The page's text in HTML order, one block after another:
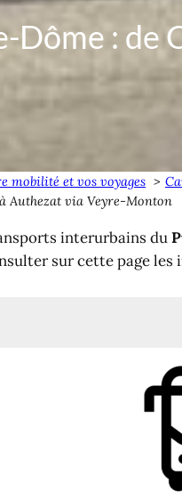
Dôme :
mobilité et vos voyages
Authezat via Veyre-Monton
interurbains du
sur cette page